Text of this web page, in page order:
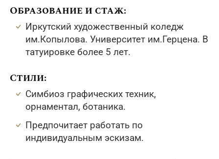
Образование и стаж:
Иркутский художественный коледж
им.Копылова. Университет им.Герцена. В
татуировке более 5 лет.
Стили:
Симбиоз графических техник,
орнаментал, ботаника.
Предпочитает работать по
индивидуальным эскизам.